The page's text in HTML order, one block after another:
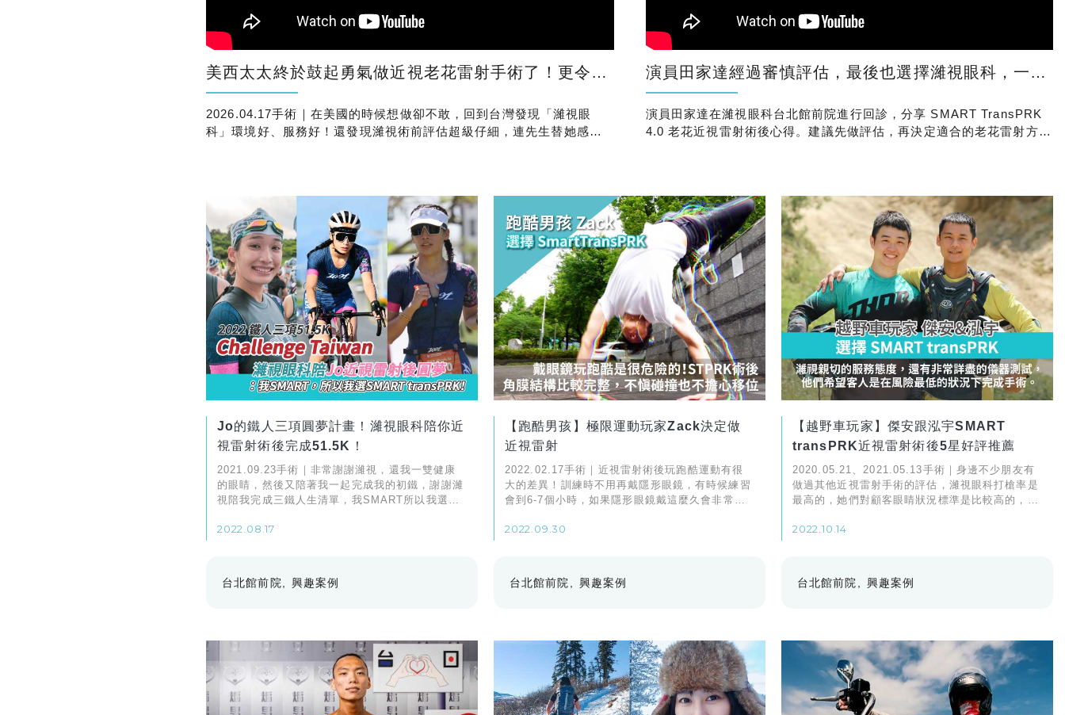
美西太太終於鼓起勇氣做近視老花雷射手術了！更令她放心的是，原來身邊也有朋友也都在濰視做
2026.04.17手術｜在美國的時候想做卻不敢，回到台灣發現「濰視眼
科」環境好、服務好！還發現濰視術前評估超級仔細，連先生替她感到
演員田家達經過審慎評估，最後也選擇濰視眼科，一次處理近視與老花！
演員田家達在濰視眼科台北館前院進行回診，分享 SMART TransPRK
4.0 老花近視雷射術後心得。建議先做評估，再決定適合的老花雷射方
Jo的鐵人三項圓夢計畫！濰視眼科陪你近
視雷射術後完成51.5K！
2021.09.23手術｜非常謝謝濰視，還我一雙健康
的眼睛，然後又陪著我一起完成我的初鐵，謝謝濰
視陪我完成三鐵人生清單，我SMART所以我選擇
2022.08.17
台北館前院 興趣案例
【跑酷男孩】極限運動玩家Zack決定做
近視雷射
2022.02.17手術｜近視雷射術後玩跑酷運動有很
大的差異！訓練時不用再戴隱形眼鏡，有時候練習
會到6-7個小時，如果隱形眼鏡戴這麼久會非常
地玩跑酷，狀態很舒服。
2022.09.30
台北館前院 興趣案例
【越野車玩家】傑安跟泓宇SMART
transPRK近視雷射術後5星好評推薦
2020.05.21、2021.05.13手術｜身邊不少朋友有
做過其他近視雷射手術的評估，濰視眼科打槍率是
最高的，她們對顧客眼睛狀況標準是比較高的，這
把關。
2022.10.14
台北館前院 興趣案例